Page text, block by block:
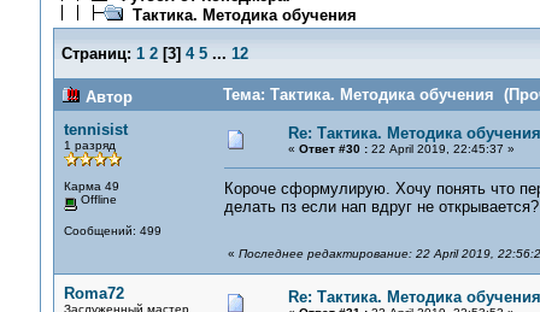
Тактика. Методика обучения
Страниц: 1 2[3] 4 5 ... 12
Автор
Тема: Тактика. Методика обучения
tennisist
1 разряд
Карма 49
Offline
Сообщений: 499
Re: Тактика. Методика обучения
« Ответ #30 :22 April 2019, 22:45:37 »
Короче сформулирую. Хочу понять что
делать пз если нап вдруг не открывается?
« Последнее редактирование: 22 April 2019,
Roma72
Заслуженный мастер
Re: Тактика. Методика обучения